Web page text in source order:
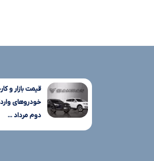
قیمت بازار و
خودروهای
دوم مرداد ...